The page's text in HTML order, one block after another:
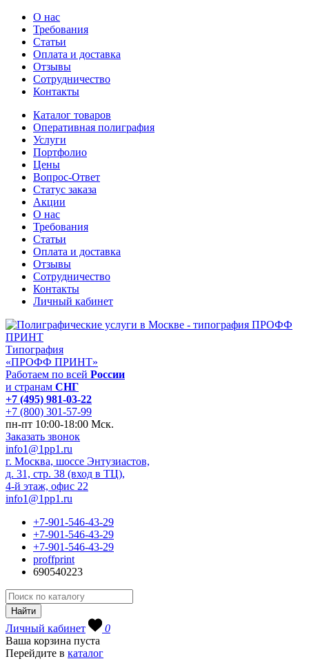
О нас
Требования
Статьи
Оплата и доставка
Отзывы
Сотрудничество
Контакты
Каталог товаров
Оперативная полиграфия
Услуги
Портфолио
Цены
Вопрос-Ответ
Статус заказа
Акции
О нас
Требования
Статьи
Оплата и доставка
Отзывы
Сотрудничество
Контакты
Личный кабинет
Типография
«ПРОФФ ПРИНТ»
Работаем по всей России
и странам СНГ
+7 (495) 981-03-22
+7 (800) 301-57-99
пн-пт 10:00-18:00 Мск.
Заказать звонок
info1@1pp1.ru
г. Москва, шоссе Энтузиастов,
д. 31, стр. 38 (вход в ТЦ),
4-й этаж, офис 22
info1@1pp1.ru
+7-901-546-43-29
+7-901-546-43-29
+7-901-546-43-29
proffprint
690540223
Личный кабинет
0
Ваша корзина пуста
Перейдите в каталог